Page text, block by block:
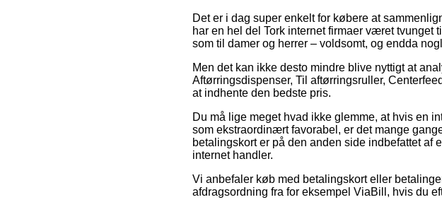
Det er i dag super enkelt for købere at
har en hel del Tork internet firmaer været tvunget
som til damer og herrer – voldsomt, og endda
Men det kan ikke desto mindre blive nyttigt at
Aftørringsdispenser, Til aftørringsruller,
at indhente den bedste pris.
Du må lige meget hvad ikke glemme, at hvis en
som ekstraordinært favorabel, er det mange
betalingskort er på den anden side indbefattet
internet handler.
Vi anbefaler køb med betalingskort eller
afdragsordning fra for eksempel ViaBill, hvis du